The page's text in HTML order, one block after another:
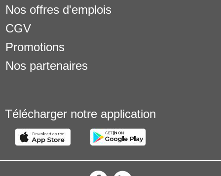
Nos offres d'emplois
CGV
Promotions
Nos partenaires
Télécharger notre application